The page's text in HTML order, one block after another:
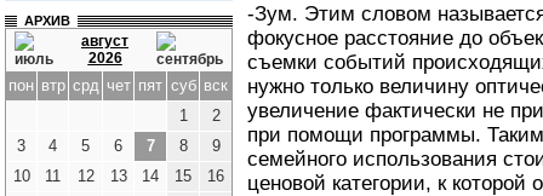
АРХИВ
август
2026
пон втр срд чет пят суб вск
1
2
3
4 5 6 7 8
9
10
11 12 13 14 15
16
-Зум. Этим словом
фокусное расстояние до
съемки событий
нужно только величину
увеличение фактически не
при помощи программы.
семейного использования
ценовой категории, к которой